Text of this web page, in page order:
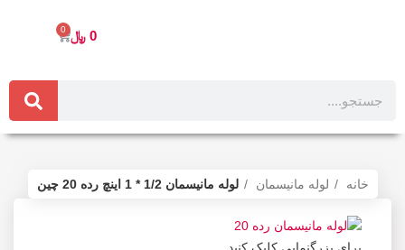
0 ﷼ 0
خانه لوله مانیسمان لوله مانیسمان 1/2 * 1 اینچ رده 20 چین
برای بزرگنمایی کلیک کنید